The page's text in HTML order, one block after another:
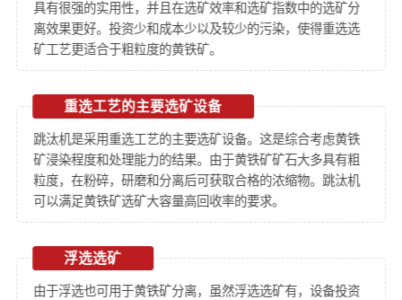
具有很强的实用性，并且在选矿效率和选矿指数中的选矿分
离效果更好。投资少和成本少以及较少的污染，使得重选选
矿工艺更适合于粗粒度的黄铁矿。
重选工艺的主要选矿设备
跳汰机是采用重选工艺的主要选矿设备。这是综合考虑黄铁
矿浸染程度和处理能力的结果。由于黄铁矿矿石大多具有粗
粒度，在粉碎，研磨和分离后可获取合格的浓缩物。跳汰机
可以满足黄铁矿选矿大容量高回收率的要求。
浮选选矿
由于浮选也可用于黄铁矿分离，虽然浮选选矿有，设备投资